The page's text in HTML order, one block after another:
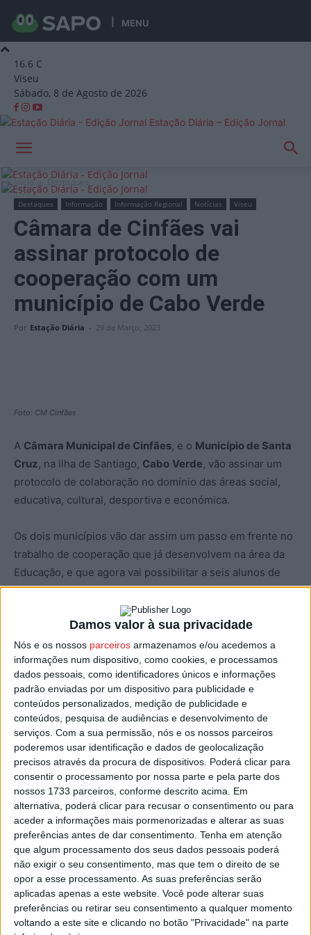
Damos valor à sua privacidade
Nós e os nossos parceiros armazenamos e/ou acedemos a
informações num dispositivo, como cookies, e processamos
dados pessoais, como identificadores únicos e informações
padrão enviadas por um dispositivo para publicidade e
conteúdos personalizados, medição de publicidade e
conteúdos, pesquisa de audiências e desenvolvimento de
serviços. Com a sua permissão, nós e os nossos parceiros
poderemos usar identificação e dados de geolocalização
precisos através da procura de dispositivos. Poderá clicar para
consentir o processamento por nossa parte e pela parte dos
nossos 1733 parceiros, conforme descrito acima. Em
alternativa, poderá clicar para recusar o consentimento ou para
aceder a informações mais pormenorizadas e alterar as suas
preferências antes de dar consentimento. Tenha em atenção
que algum processamento dos seus dados pessoais poderá
não exigir o seu consentimento, mas que tem o direito de se
opor a esse processamento. As suas preferências serão
aplicadas apenas a este website. Você pode alterar suas
preferências ou retirar seu consentimento a qualquer momento
voltando a este site e clicando no botão "Privacidade" na parte
MENU
16.6 C
Viseu
Sábado, 8 de Agosto de 2026
Estação Diária – Edição Jornal
Início Destaques
Destaques Informação Informação Regional Notícias Viseu
Câmara de Cinfães vai
assinar protocolo de
cooperação com um
município de Cabo Verde
Por Estação Diária - 29 de Março, 2023
Foto: CM Cinfães
A Câmara Municipal de Cinfães, e o Município de Santa
Cruz, na ilha de Santiago, Cabo Verde, vão assinar um
protocolo de colaboração no domínio das áreas social,
educativa, cultural, desportiva e económica.
Os dois municípios vão dar assim um passo em frente no
trabalho de cooperação que já desenvolvem na área da
Educação, e que agora vai possibilitar a seis alunos de
Santa Cruz frequentarem o primeiro ano dos cursos de
cozinha/pastelaria e restaurante/bar na Escola
Profissional de Cinfães.
Este protocolo, segundo a autarquia de Cinfães, abrange
“programas de cooperação cultural, social, educativa,
turística ou económica, com destaque para a cooperação
técnica, a receção de técnicos qualificados e o
financiamento de projetos de desenvolvimento local”.
Esta e outras notícias para ouvir na Estação Diária – 96.8
FM ou emwww.968.fm.
Pub
TAGS Cinfães